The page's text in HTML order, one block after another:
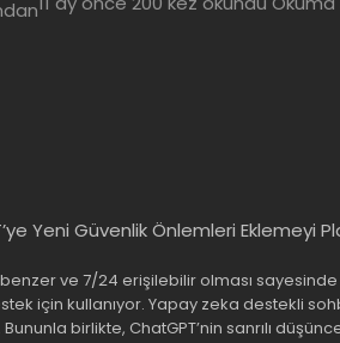
benzer ve 7/24 erişilebilir olması
için kullanıyor. Yapay zeka destekli
birlikte, ChatGPT’nin sanrılı